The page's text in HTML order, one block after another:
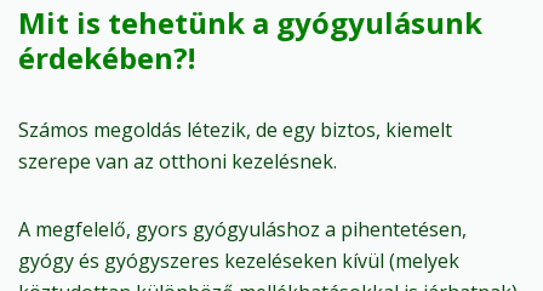
Mit is tehetünk a gyógyulásunk
érdekében?!
Számos megoldás létezik, de egy biztos, kiemelt
szerepe van az otthoni kezelésnek.
A megfelelő, gyors gyógyuláshoz a pihentetésen,
gyógy és gyógyszeres kezeléseken kívül (melyek